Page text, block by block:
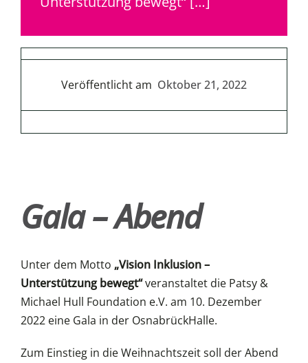
Veröffentlicht am Oktober 21, 2022
Gala – Abend
Unter dem Motto „Vision Inklusion –
Unterstützung bewegt“veranstaltet die Patsy &
Michael Hull Foundation e.V. am 10. Dezember
2022 eine Gala in der OsnabrückHalle.
Zum Einstieg in die Weihnachtszeit soll der Abend